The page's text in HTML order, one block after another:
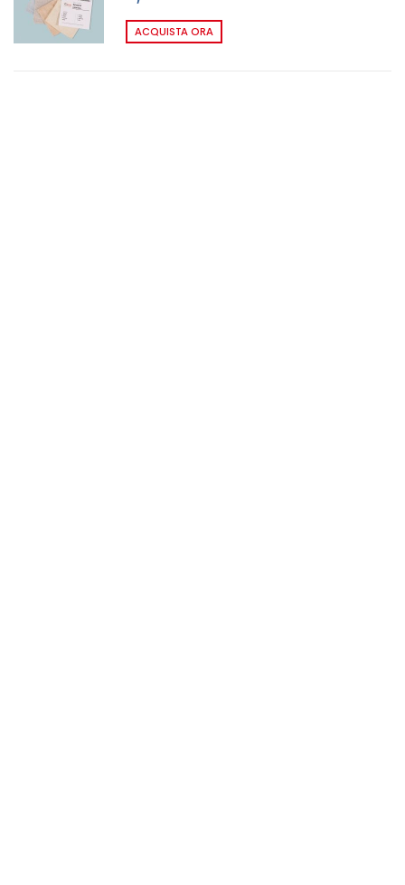
ACQUISTA ORA